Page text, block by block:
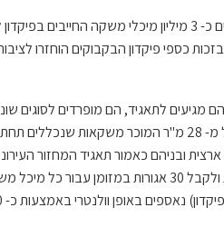
באל"ה אומרים כי בזכות מודעות צרכנים שהולכת ועולה מידי יום עוברים כ- 3 מיליון
מגיעים לתאגיד, הם מופרדים לסוגים
המשקה באמצעות רשתות סופרמרקטים, בתי מרכול, ובית עסק הגדול מ- 28 מ"ר
עירוניות בפריסה ארצית ובניהם כאמור תאגיד המחזור
בתחנות ניתן להשיב עד 2,000 מיכלי משקה ביום בהצגת תעודת זהות ולקבל 30